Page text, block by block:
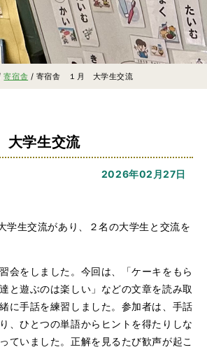
寄宿舎 / 寄宿舎 １月 大学生交流
学生交流
2026年02月27日
学生交流があり、２名の大学生と交流を
会をしました。今回は、「ケーキをもら
と遊ぶのは楽しい」などの文章を読み取
に手話を練習しました。参加者は、手話
、ひとつの単語からヒントを得たりしな
ていました。正解を見るたび歓声が起こ